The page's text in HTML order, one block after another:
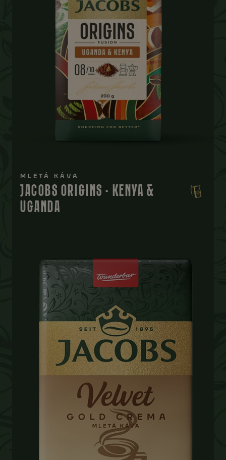
MLETÁ KÁVA
JACOBS ORIGINS - KENYA &
UGANDA